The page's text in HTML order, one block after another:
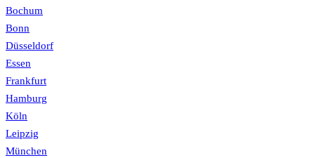
Bochum
Bonn
Düsseldorf
Essen
Frankfurt
Hamburg
Köln
Leipzig
München